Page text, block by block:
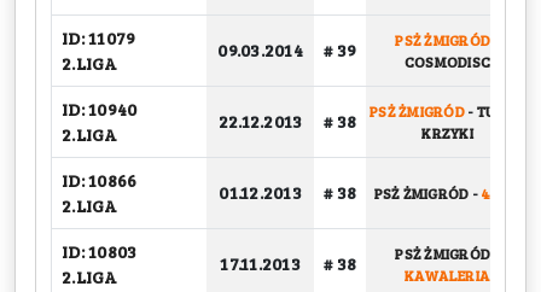
ID: 11079
2.LIGA
09.03.2014 # 39 PSŻ ŻMIGRÓD
COSMODISC
ID: 10940
2.LIGA
22.12.2013 # 38 PSŻ ŻMIGRÓD-TURBO
KRZYKI
ID: 10866
2.LIGA
01.12.2013 # 38 PSŻ ŻMIGRÓD -4 FUN
ID: 10803
2.LIGA
17.11.2013 # 38 PSŻ ŻMIGRÓD
KAWALERIA